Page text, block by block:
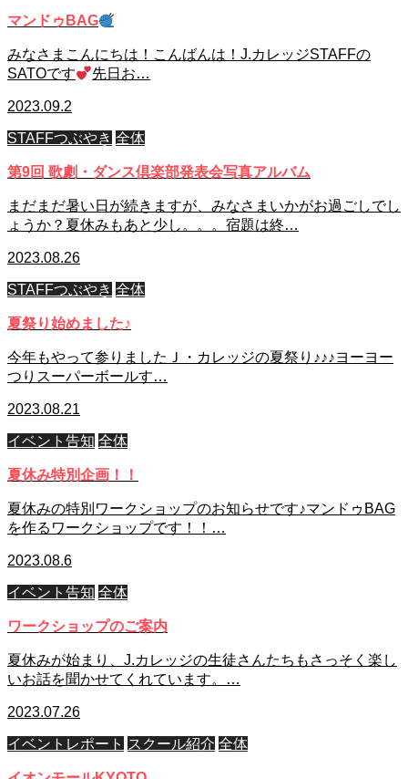
マンドゥBAG
みなさまこんにちは！こんばんは！J.カレッジSTAFFの
SATOです
先日お…
2023.09.2
STAFFつぶやき 全体
第9回 歌劇・ダンス倶楽部発表会写真アルバム
まだまだ暑い日が続きますが、みなさまいかがお過ごしでし
ょうか？夏休みもあと少し。。。宿題は終…
2023.08.26
STAFFつぶやき 全体
夏祭り始めました♪
今年もやって参りましたＪ・カレッジの夏祭り♪♪♪ヨーヨー
つりスーパーボールす…
2023.08.21
イベント告知 全体
夏休み特別企画！！
夏休みの特別ワークショップのお知らせです♪マンドゥBAG
を作るワークショップです！！…
2023.08.6
イベント告知 全体
ワークショップのご案内
夏休みが始まり、J.カレッジの生徒さんたちもさっそく楽し
いお話を聞かせてくれています。…
2023.07.26
イベントレポート スクール紹介 全体